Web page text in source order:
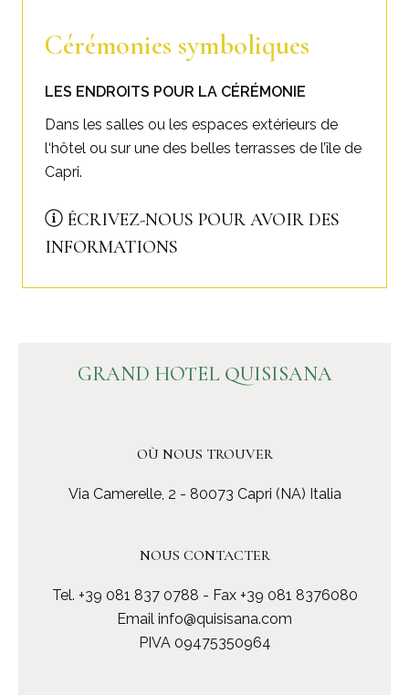
Cérémonies symboliques
LES ENDROITS POUR LA CÉRÉMONIE
Dans les salles ou les espaces extérieurs de
l‘hôtel ou sur une des belles terrasses de l’île de
Capri.
ÉCRIVEZ-NOUS POUR AVOIR DES
INFORMATIONS
GRAND HOTEL QUISISANA
OÙ NOUS TROUVER
Via Camerelle, 2 - 80073 Capri (NA) Italia
NOUS CONTACTER
Tel. +39 081 837 0788 - Fax +39 081 8376080
Email info@quisisana.com
PIVA 09475350964